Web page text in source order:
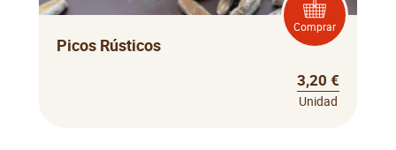
Comprar
Picos Rústicos
3,20 €
Unidad